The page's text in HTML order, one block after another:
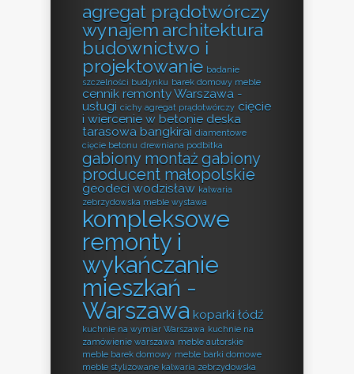
agregat prądotwórczy
wynajem architektura
budownictwo i
projektowanie badanie
szczelności budynku barek domowy meble
cennik remonty Warszawa -
usługi cichy agregat prądotwórczy cięcie
i wiercenie w betonie deska
tarasowa bangkirai diamentowe
cięcie betonu drewniana podbitka
gabiony montażgabiony
producent małopolskie
geodeci wodzisław kalwaria
zebrzydowska meble wystawa
kompleksowe
remonty i
wykańczanie
mieszkań -
Warszawa koparki łódź
kuchnie na wymiar Warszawa kuchnie na
zamówienie warszawa meble autorskie
meble barek domowy meble barki domowe
meble stylizowane kalwaria zebrzydowska